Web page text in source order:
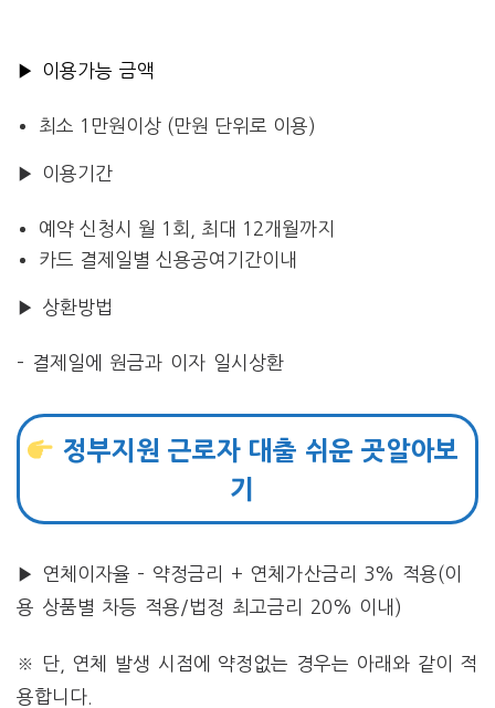
▶ 이용가능 금액
최소 1만원이상 (만원 단위로 이용)
▶ 이용기간
예약 신청시 월 1회, 최대 12개월까지
카드 결제일별 신용공여기간이내
▶ 상환방법
– 결제일에 원금과 이자 일시상환
정부지원 근로자 대출 쉬운 곳알아보
기
▶ 연체이자율 – 약정금리 + 연체가산금리 3% 적용(이
용 상품별 차등 적용/법정 최고금리 20% 이내)
※ 단, 연체 발생 시점에 약정없는 경우는 아래와 같이 적
용합니다.